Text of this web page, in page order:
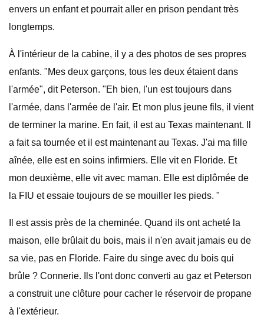
envers un enfant et pourrait aller en prison pendant très
longtemps.
À l'intérieur de la cabine, il y a des photos de ses propres
enfants. "Mes deux garçons, tous les deux étaient dans
l'armée", dit Peterson. "Eh bien, l'un est toujours dans
l'armée, dans l'armée de l'air. Et mon plus jeune fils, il vient
de terminer la marine. En fait, il est au Texas maintenant. Il
a fait sa tournée et il est maintenant au Texas. J'ai ma fille
aînée, elle est en soins infirmiers. Elle vit en Floride. Et
mon deuxième, elle vit avec maman. Elle est diplômée de
la FIU et essaie toujours de se mouiller les pieds. "
Il est assis près de la cheminée. Quand ils ont acheté la
maison, elle brûlait du bois, mais il n'en avait jamais eu de
sa vie, pas en Floride. Faire du singe avec du bois qui
brûle ? Connerie. Ils l'ont donc converti au gaz et Peterson
a construit une clôture pour cacher le réservoir de propane
à l'extérieur.